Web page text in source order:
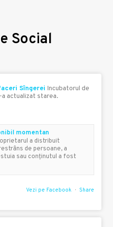
Social
Sîngerei Incubatorul de
actualizat starea.
momentan
a distribuit
de persoane, a
sau conţinutul a fost
Vezi pe Facebook Share